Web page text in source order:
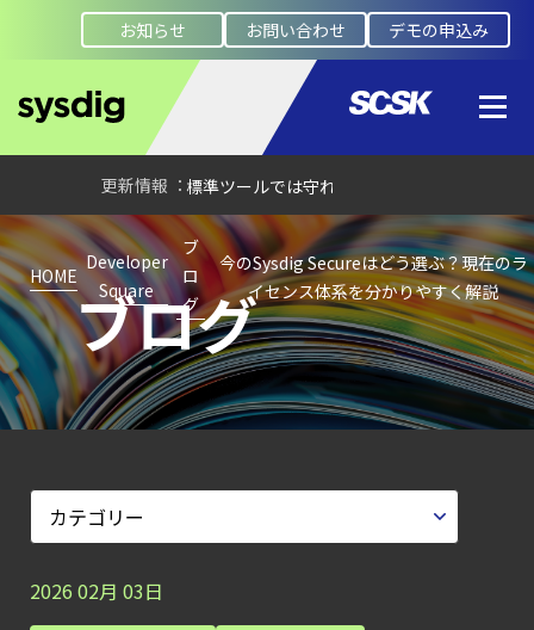
お知らせ お問い合わせ デモの申込み
Agent
Local機能の実装ガイド
AWS/GCP
標準ツールでは守れない？
Falco を超える
Sysdig Secure
によるセキュリティの新常識
【ブログ】
サーバ・
コンテナの統合セキュリティ強化
Illumio連携における自動隔離検証
―
【ブログ】AI が
ブログ
HOME
Developer
Square
ブ
ロ
グ
今のSysdig Secureはどう選ぶ？現在のラ
イセンス体系を分かりやすく解説
2026 02月 03日